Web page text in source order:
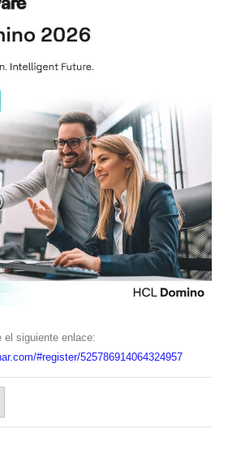
el siguiente enlace:
#register/525786914064324957